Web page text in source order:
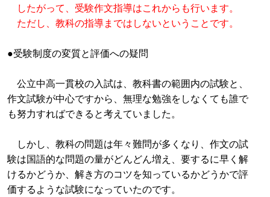
したがって、受験作文指導はこれからも行います。
ただし、教科の指導まではしないということです。
●受験制度の変質と評価への疑問
公立中高一貫校の入試は、教科書の範囲内の試験と、
作文試験が中心ですから、無理な勉強をしなくても誰で
も努力すればできると考えていました。
しかし、教科の問題は年々難問が多くなり、作文の試
験は国語的な問題の量がどんどん増え、要するに早く解
けるかどうか、解き方のコツを知っているかどうかで評
価するような試験になっていたのです。